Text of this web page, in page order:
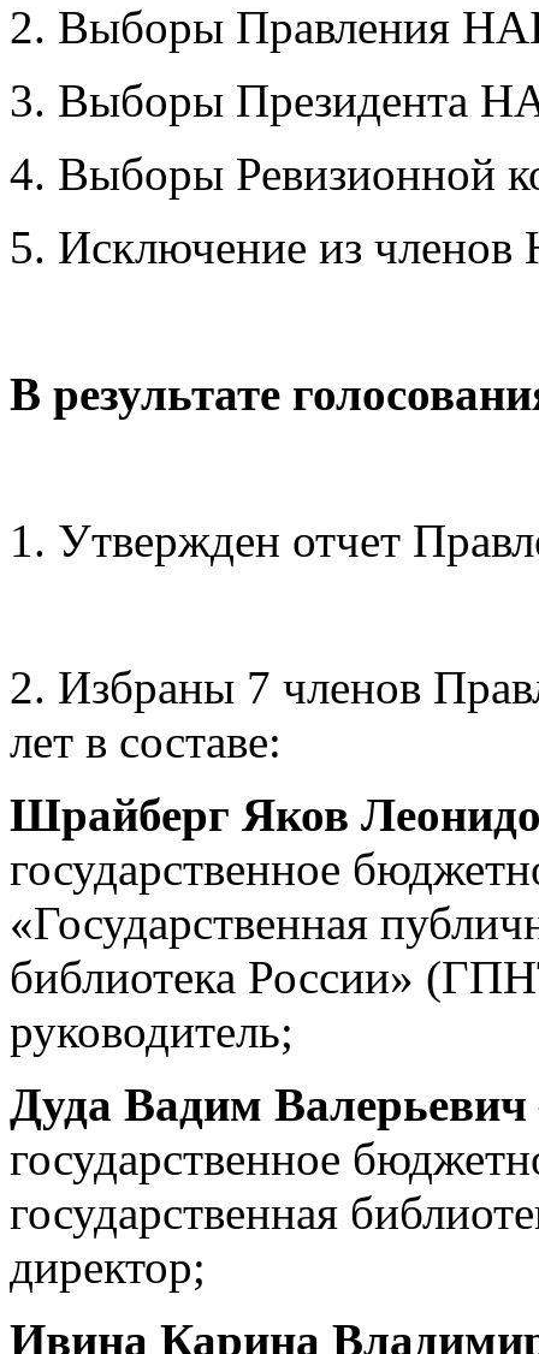
2. Выборы Правления
3. Выборы Президента
4. Выборы Ревизионной
5. Исключение из
В результате
1. Утвержден отчет
2. Избраны 7 членов
лет в составе:
Шрайберг Яков
государственное
«Государственная
библиотека России»
руководитель;
Дуда Вадим Валерьевич
государственное
государственная
директор;
Ивина Карина